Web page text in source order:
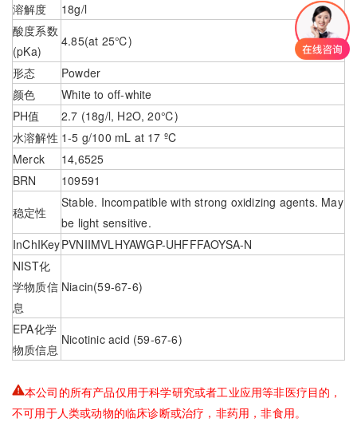
溶解度
18g/l
酸度系数
(pKa)
4.85(at 25℃)
形态
Powder
颜色
White to off-white
PH值
2.7 (18g/l, H2O, 20℃)
水溶解性 1-5 g/100 mL at 17 ºC
Merck
14,6525
BRN
109591
稳定性
Stable. Incompatible with strong oxidizing agents. May
be light sensitive.
InChIKeyPVNIIMVLHYAWGP-UHFFFAOYSA-N
NIST化
学物质信
息
Niacin(59-67-6)
EPA化学
物质信息
Nicotinic acid (59-67-6)
本公司的所有产品仅用于科学研究或者工业应用等非医疗目的，
不可用于人类或动物的临床诊断或治疗，非药用，非食用。